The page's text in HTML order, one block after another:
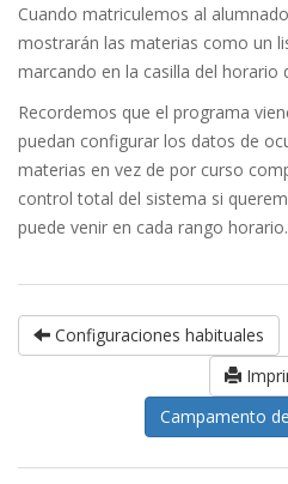
Cuando matriculemos al
mostrarán las materias como un
marcando en la casilla del horario
Recordemos que el programa
puedan configurar los datos de
materias en vez de por curso
control total del sistema si
puede venir en cada rango horario.
Configuraciones habituales
Campamento